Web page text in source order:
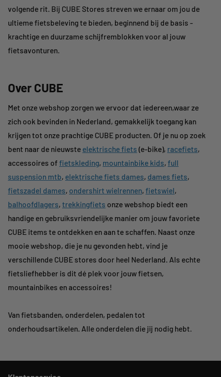
volgende rit. Bij CUBE Stores streven we ernaar om jou de
ultieme fietsbeleving te bieden, beginnend bij de basis -
krachtige en duurzame schijfremblokken voor al jouw
fietsavonturen.
Over CUBE
Met onze webshop zorgen we ervoor dat iedereen,waar ze
zich ook bevinden in Nederland, gemakkelijk toegang kan
krijgen tot onze prachtige CUBE producten. Of je nu op zoek
bent naar de nieuwste elektrische fiets (e-bike), racefiets,
accessoires of fietskleding, mountainbike kids, full
suspension mtb, elektrische fiets dames, dames fiets,
fietszadel dames, ondershirt wielrennen, fietswiel,
balhoofdlagers, trekkingfiets onze webshop biedt een
handige en gebruiksvriendelijke manier om jouw favoriete
CUBE items te ontdekken en aan te schaffen. Naast onze
mooie webshop, die je nu gevonden hebt, vind je
verschillende CUBE stores door heel Nederland. Als echte
fietsliefhebber is dit dé plek voor jouw fietsen,
mountainbikes en accessoires!
Van fietsbanden, onderdelen, pedalen tot
onderhoudsartikelen. Alle onderdelen die jij nodig hebt.